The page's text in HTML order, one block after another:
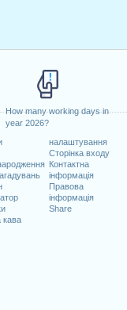
How many working days in
year 2026?
кава
налаштування
Сторінка входу
Контактна
інформація
Правова
інформація
Share